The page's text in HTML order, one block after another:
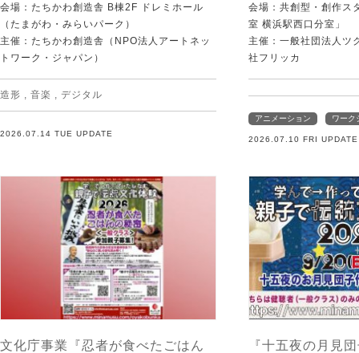
会場：たちかわ創造舎 B棟2F ドレミホール
（たまがわ・みらいパーク）
主催：たちかわ創造舎（NPO法人アートネッ
トワーク・ジャパン）
造形 音楽 デジタル
2026.07.14 TUE UPDATE
会場：共創型・創作ス
室 横浜駅西口分室」
主催：一般社団法人ツ
社フリッカ
アニメーション ワーク
2026.07.10 FRI UPDATE
文化庁事業『忍者が食べたごはん
『十五夜の月見